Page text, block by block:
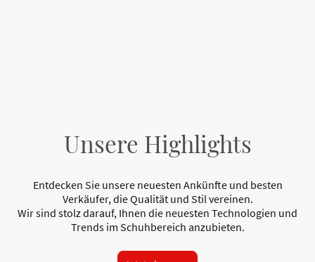
Unsere Highlights
Entdecken Sie unsere neuesten Ankünfte und besten
Verkäufer, die Qualität und Stil vereinen.
Wir sind stolz darauf, Ihnen die neuesten Technologien und
Trends im Schuhbereich anzubieten.